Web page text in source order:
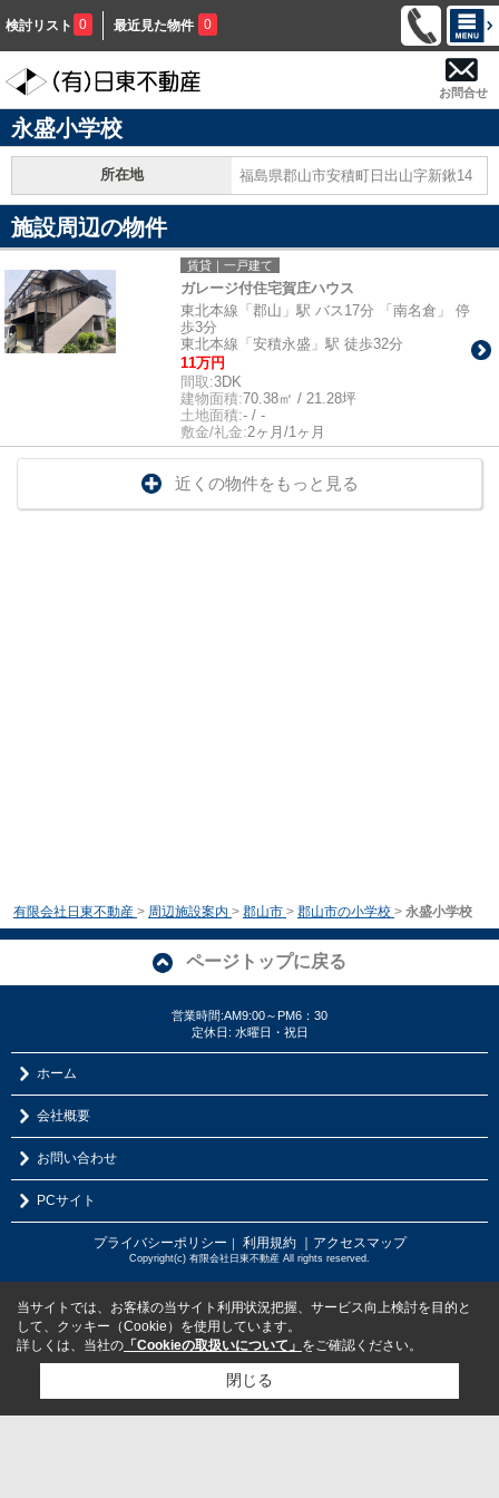
検討リスト 0 最近見た物件 0
お問合せ
永盛小学校
所在地 福島県郡山市安積町日出山字新鍬14
施設周辺の物件
賃貸｜一戸建て
ガレージ付住宅賀庄ハウス
東北本線「郡山」駅 バス17分 「南名倉」 停
歩3分
東北本線「安積永盛」駅 徒歩32分
11万円
間取:3DK
建物面積:70.38㎡ / 21.28坪
土地面積:- / -
敷金/礼金:2ヶ月/1ヶ月
近くの物件をもっと見る
有限会社日東不動産 > 周辺施設案内 > 郡山市 > 郡山市の小学校 > 永盛小学校
ページトップに戻る
営業時間:AM9:00～PM6：30
定休日: 水曜日・祝日
ホーム
会社概要
お問い合わせ
PCサイト
プライバシーポリシー ｜ 利用規約 ｜アクセスマップ
Copyright(c) 有限会社日東不動産 All rights reserved.
当サイトでは、お客様の当サイト利用状況把握、サービス向上検討を目的と
して、クッキー（Cookie）を使用しています。
詳しくは、当社の 「Cookieの取扱いについて」 をご確認ください。
閉じる